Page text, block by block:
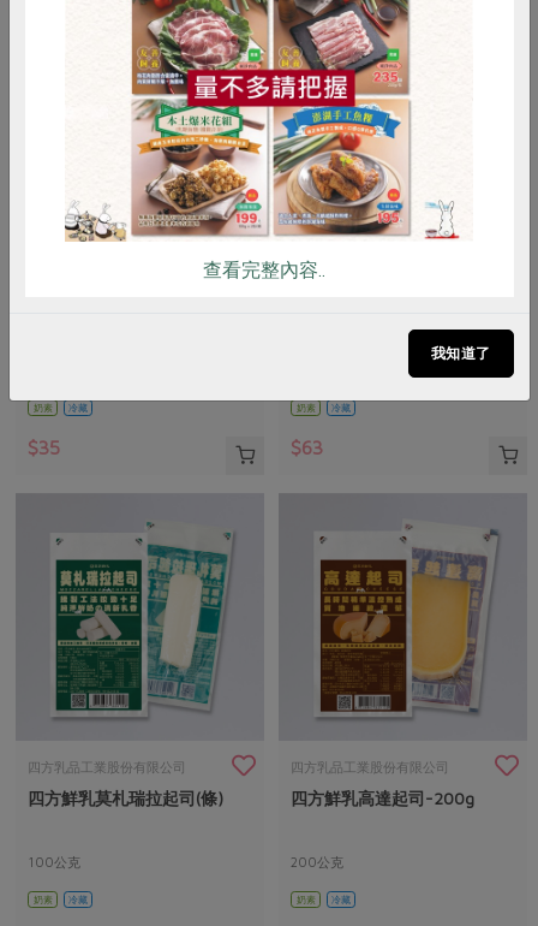
奶素 冷藏
$35
四方乳品工業股份有限公司
奶素 冷藏
$63
四方乳品工業股份有限公司
四方鮮乳莫札瑞拉起司(條)
100公克
奶素 冷藏
四方乳品工業股份有限公司
四方鮮乳高達起司-200g
200公克
奶素 冷藏
RPET 食譜 減硝酸鹽
雞蛋 食安 共同購買
查看完整內容..
我知道了